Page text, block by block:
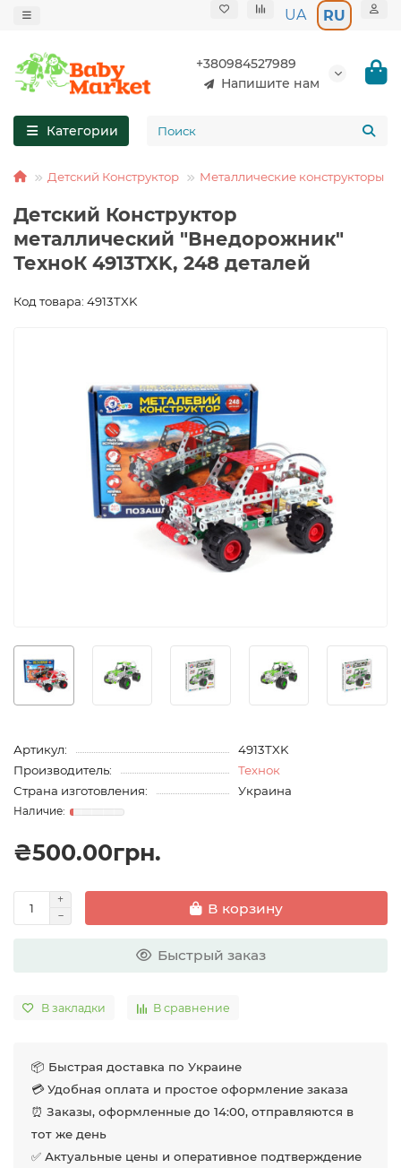
UA RU
+380984527989
Напишите нам
Категории
Детский Конструктор Металлические конструкторы
Детский Конструктор
металлический "Внедорожник"
ТехноК 4913TXK, 248 деталей
Код товара: 4913TXK
Артикул:
4913TXK
Производитель:
Технок
Страна изготовления:
Украина
₴500.00грн.
В корзину
Быстрый заказ
В закладки В сравнение
📦 Быстрая доставка по Украине
💳 Удобная оплата и простое оформление заказа
⏰ Заказы, оформленные до 14:00, отправляются в
тот же день
✅ Актуальные цены и оперативное подтверждение